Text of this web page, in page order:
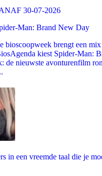
30-07-2026
Man: Brand New Day
bioscoopweek brengt een mix
kiest Spider-Man:
de nieuwste avonturenfilm
in een vreemde taal die je